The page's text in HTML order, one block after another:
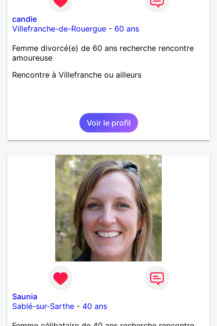
candie
Villefranche-de-Rouergue - 60 ans
Femme divorcé(e) de 60 ans recherche rencontre
amoureuse
Rencontre à Villefranche ou ailleurs
Voir le profil
Saunia
Sablé-sur-Sarthe - 40 ans